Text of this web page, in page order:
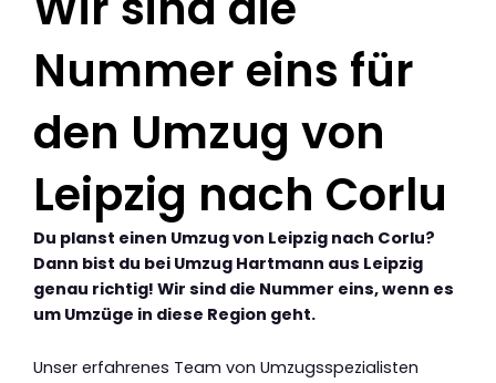
Nummer eins für
den Umzug von
Leipzig nach Corlu
Du planst einen Umzug von Leipzig nach Corlu?
Dann bist du bei Umzug Hartmann aus Leipzig
genau richtig! Wir sind die Nummer eins, wenn es
um Umzüge in diese Region geht.
Unser erfahrenes Team von Umzugsspezialisten